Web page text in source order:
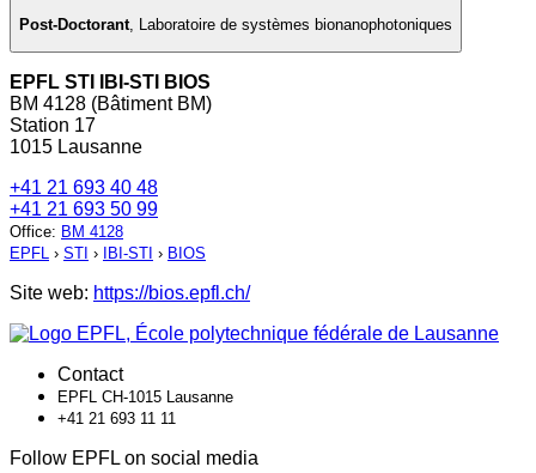
Post-Doctorant, Laboratoire de systèmes bionanophotoniques
EPFL STI IBI-STI BIOS
BM 4128 (Bâtiment BM)
Station 17
1015 Lausanne
+41 21 693 40 48
+41 21 693 50 99
Office: BM 4128
EPFL › STI › IBI-STI › BIOS
Site web: https://bios.epfl.ch/
Contact
EPFL CH-1015 Lausanne
+41 21 693 11 11
Follow EPFL on social media